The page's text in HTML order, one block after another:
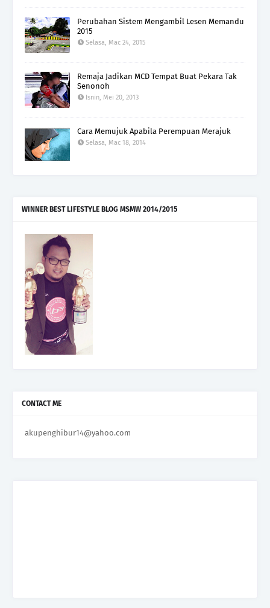
Perubahan Sistem Mengambil Lesen Memandu
2015
Selasa, Mac 24, 2015
Remaja Jadikan MCD Tempat Buat Pekara Tak
Senonoh
Isnin, Mei 20, 2013
Cara Memujuk Apabila Perempuan Merajuk
Selasa, Mac 18, 2014
WINNER BEST LIFESTYLE BLOG MSMW 2014/2015
CONTACT ME
akupenghibur14@yahoo.com